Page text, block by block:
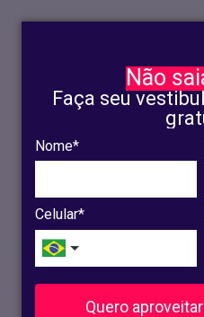
Não
Faça seu
Nome*
Celular*
Quero